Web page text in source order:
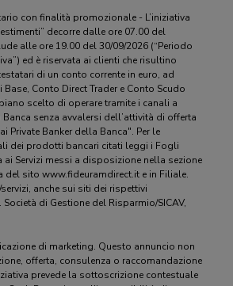
con finalità promozionale - L’iniziativa
decorre dalle ore 07.00 del
alle ore 19.00 del 30/09/2026 (“Periodo
ed è riservata ai clienti che risultino
di un conto corrente in euro, ad
Conto Direct Trader e Conto Scudo
scelto di operare tramite i canali a
senza avvalersi dell’attività di offerta
Private Banker della Banca". Per le
dei prodotti bancari citati leggi i Fogli
ai Servizi messi a disposizione nella sezione
del sito www.fideuramdirect.it e in Filiale.
anche sui siti dei rispettivi
Società di Gestione del Risparmio/SICAV,
di marketing. Questo annuncio non
offerta, consulenza o raccomandazione
prevede la sottoscrizione contestuale